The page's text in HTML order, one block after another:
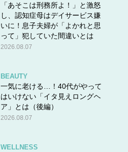
「あそこは刑務所よ！」と激怒
し、認知症母はデイサービス嫌
いに！息子夫婦が「よかれと思
って」犯していた間違いとは
2026.08.07
BEAUTY
一気に老ける…！40代がやって
はいけない「イタ見えロングヘ
ア」とは（後編）
2026.08.07
WELLNESS